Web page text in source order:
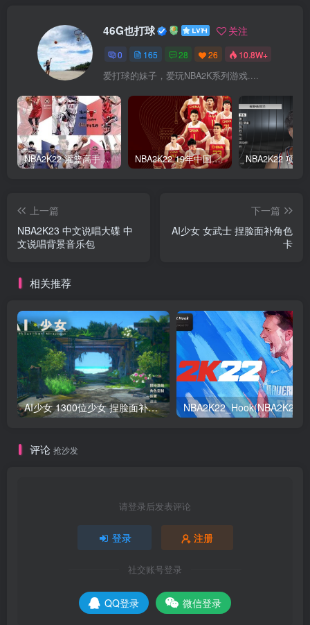
46G也打球 关注
0 165 28 26 10.8W+
爱打球的妹子，爱玩NBA2K系列游戏....
NBA2K22 灌篮高手面补合集 NBA2K22 19年中国队面补合集
上一篇
NBA2K23 中文说唱大碟 中
文说唱背景音乐包
下一篇
AI少女 女武士 捏脸面补角色
卡
相关推荐
AI少女 1300位少女 捏脸面补数据整合包 总有一位是你想要的
评论 抢沙发
请登录后发表评论
登录 注册
社交账号登录
QQ登录 微信登录